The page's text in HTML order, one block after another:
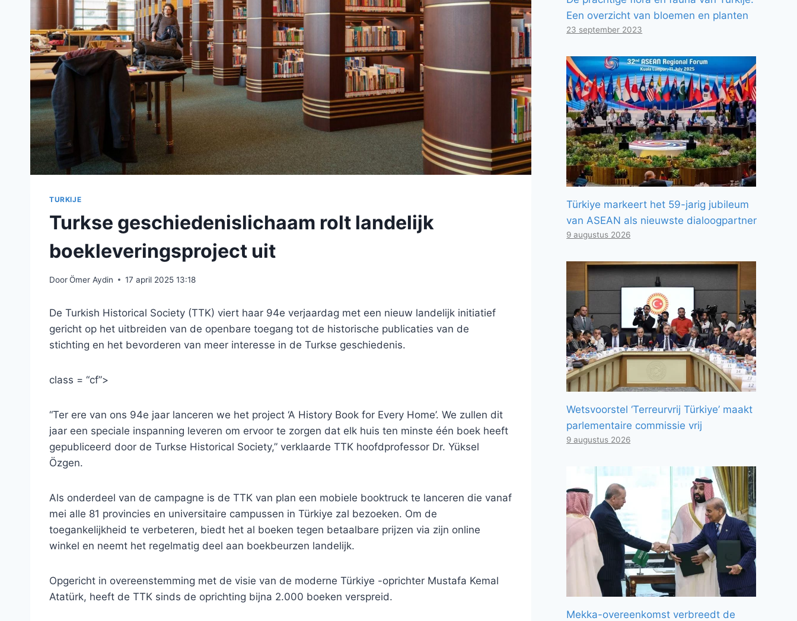
TURKIJE
Turkse geschiedenislichaam rolt landelijk
boekleveringsproject uit
DoorÖmer Aydin 17 april 2025 13:18
De Turkish Historical Society (TTK) viert haar 94e verjaardag met een nieuw landelijk initiatief
gericht op het uitbreiden van de openbare toegang tot de historische publicaties van de
stichting en het bevorderen van meer interesse in de Turkse geschiedenis.
class = “cf”>
“Ter ere van ons 94e jaar lanceren we het project ‘A History Book for Every Home’. We zullen dit
jaar een speciale inspanning leveren om ervoor te zorgen dat elk huis ten minste één boek heeft
gepubliceerd door de Turkse Historical Society,” verklaarde TTK hoofdprofessor Dr. Yüksel
Özgen.
Als onderdeel van de campagne is de TTK van plan een mobiele booktruck te lanceren die vanaf
mei alle 81 provincies en universitaire campussen in Türkiye zal bezoeken. Om de
toegankelijkheid te verbeteren, biedt het al boeken tegen betaalbare prijzen via zijn online
winkel en neemt het regelmatig deel aan boekbeurzen landelijk.
Opgericht in overeenstemming met de visie van de moderne Türkiye -oprichter Mustafa Kemal
Atatürk, heeft de TTK sinds de oprichting bijna 2.000 boeken verspreid.
Een overzicht van bloemen en planten
23 september 2023
Türkiye markeert het 59-jarig jubileum
van ASEAN als nieuwste dialoogpartner
9 augustus 2026
Wetsvoorstel ‘Terreurvrij Türkiye’ maakt
parlementaire commissie vrij
9 augustus 2026
Mekka-overeenkomst verbreedt de